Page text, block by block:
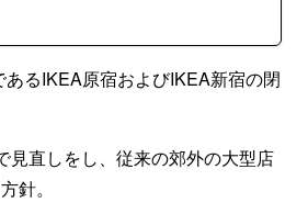
るIKEA原宿およびIKEA新宿の閉
見直しをし、従来の郊外の大型店
針。